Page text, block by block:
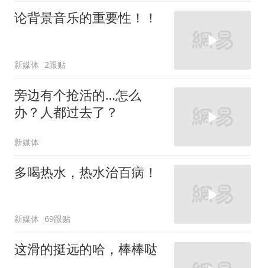
论背景音乐的重要性！！
新媒体 2跟贴
旁边有个抢活的…怎么
办？人都过去了？
新媒体
多喝热水，热水治百病！
新媒体 69跟贴
这滑的挺远的哈，棒棒哒